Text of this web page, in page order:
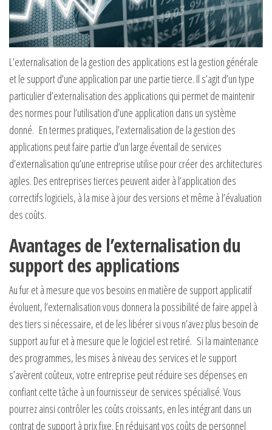
L’externalisation de la gestion des applications est la gestion générale
et le support d’une application par une partie tierce. Il s’agit d’un type
particulier d’externalisation des applications qui permet de maintenir
des normes pour l’utilisation d’une application dans un système
donné. En termes pratiques, l’externalisation de la gestion des
applications peut faire partie d’un large éventail de services
d’externalisation qu’une entreprise utilise pour créer des architectures
agiles. Des entreprises tierces peuvent aider à l’application des
correctifs logiciels, à la mise à jour des versions et même à l’évaluation
des coûts.
Avantages de l’externalisation du
support des applications
Au fur et à mesure que vos besoins en matière de support applicatif
évoluent, l’externalisation vous donnera la possibilité de faire appel à
des tiers si nécessaire, et de les libérer si vous n’avez plus besoin de
support au fur et à mesure que le logiciel est retiré. Si la maintenance
des programmes, les mises à niveau des services et le support
s’avèrent coûteux, votre entreprise peut réduire ses dépenses en
confiant cette tâche à un fournisseur de services spécialisé. Vous
pourrez ainsi contrôler les coûts croissants, en les intégrant dans un
contrat de support à prix fixe. En réduisant vos coûts de personnel